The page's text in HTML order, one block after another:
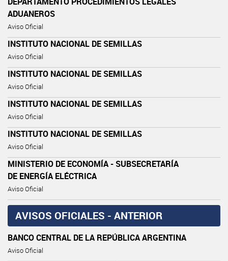
ADUANEROS
Aviso Oficial
INSTITUTO NACIONAL DE SEMILLAS
Aviso Oficial
INSTITUTO NACIONAL DE SEMILLAS
Aviso Oficial
INSTITUTO NACIONAL DE SEMILLAS
Aviso Oficial
INSTITUTO NACIONAL DE SEMILLAS
Aviso Oficial
MINISTERIO DE ECONOMÍA - SUBSECRETARÍA
DE ENERGÍA ELÉCTRICA
Aviso Oficial
AVISOS OFICIALES - ANTERIOR
BANCO CENTRAL DE LA REPÚBLICA ARGENTINA
Aviso Oficial